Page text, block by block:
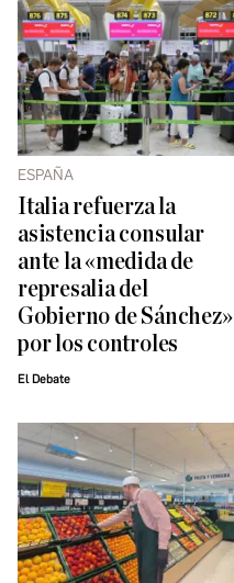
ESPAÑA
Italia refuerza la
asistencia consular
ante la «medida de
represalia del
Gobierno de Sánchez»
por los controles
El Debate